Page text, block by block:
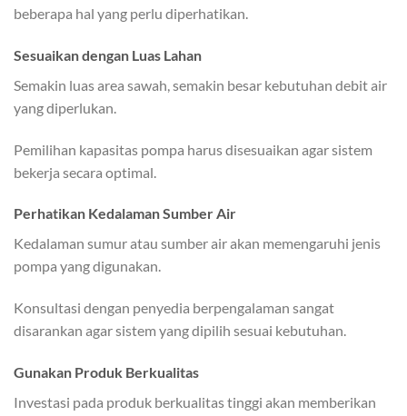
beberapa hal yang perlu diperhatikan.
Sesuaikan dengan Luas Lahan
Semakin luas area sawah, semakin besar kebutuhan debit air
yang diperlukan.
Pemilihan kapasitas pompa harus disesuaikan agar sistem
bekerja secara optimal.
Perhatikan Kedalaman Sumber Air
Kedalaman sumur atau sumber air akan memengaruhi jenis
pompa yang digunakan.
Konsultasi dengan penyedia berpengalaman sangat
disarankan agar sistem yang dipilih sesuai kebutuhan.
Gunakan Produk Berkualitas
Investasi pada produk berkualitas tinggi akan memberikan